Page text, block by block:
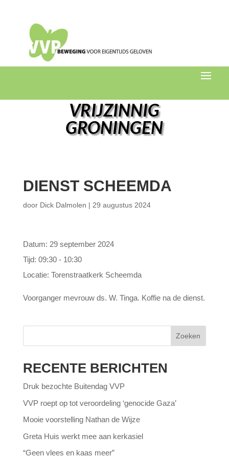
VRIJZINNIG
GRONINGEN
DIENST SCHEEMDA
door Dick Dalmolen | 29 augustus 2024
Datum: 29 september 2024
Tijd: 09:30 - 10:30
Locatie: Torenstraatkerk Scheemda
Voorganger mevrouw ds. W. Tinga. Koffie na de dienst.
Zoeken
RECENTE BERICHTEN
Druk bezochte Buitendag VVP
VVP roept op tot veroordeling ‘genocide Gaza’
Mooie voorstelling Nathan de Wijze
Greta Huis werkt mee aan kerkasiel
“Geen vlees en kaas meer”